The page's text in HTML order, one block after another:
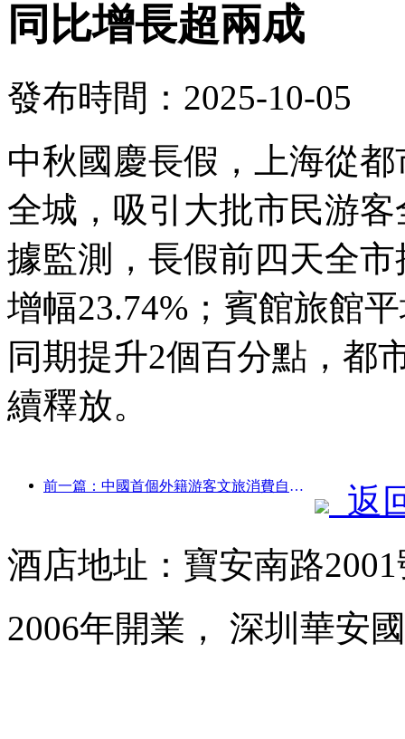
同比增長超兩成
發布時間：2025-10-05
中秋國慶長假，上海從
全城，吸引大批市民游
據監測，長假前四天全
增幅23.74%；賓館旅館
同期提升2個百分點，都
續釋放。
前一篇：中國首個外籍游客文旅消費自助系統在滬啟動
返
酒店地址：寶安南路
2006年開業， 深圳華